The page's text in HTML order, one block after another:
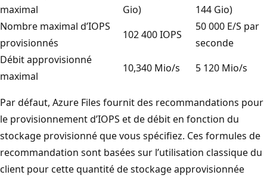
maximal
Gio)
144 Gio)
Nombre maximal d’IOPS
provisionnés
102 400 IOPS
50 000 E/S par
seconde
Débit approvisionné
maximal
10,340 Mio/s 5 120 Mio/s
Par défaut, Azure Files fournit des recommandations pour
le provisionnement d’IOPS et de débit en fonction du
stockage provisionné que vous spécifiez. Ces formules de
recommandation sont basées sur l’utilisation classique du
client pour cette quantité de stockage approvisionnée